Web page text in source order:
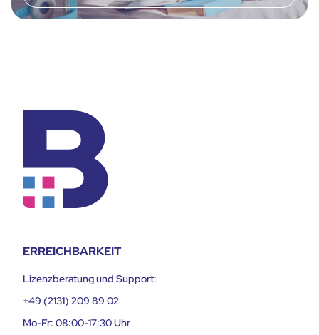
ERREICHBARKEIT
Lizenzberatung und Support:
+49 (2131) 209 89 02
Mo-Fr: 08:00-17:30 Uhr